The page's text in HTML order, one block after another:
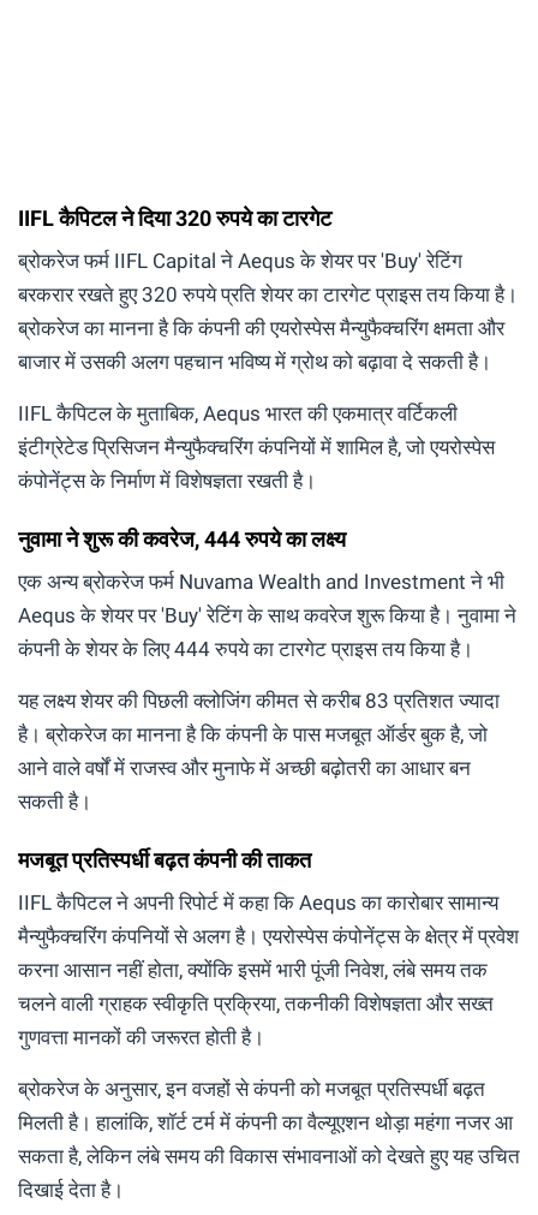
IIFL कैपिटल ने दिया 320 रुपये का टारगेट
ब्रोकरेज फर्म IIFL Capital ने Aequs के शेयर पर 'Buy' रेटिंग
बरकरार रखते हुए 320 रुपये प्रति शेयर का टारगेट प्राइस तय किया है।
ब्रोकरेज का मानना है कि कंपनी की एयरोस्पेस मैन्युफैक्चरिंग क्षमता और
बाजार में उसकी अलग पहचान भविष्य में ग्रोथ को बढ़ावा दे सकती है।
IIFL कैपिटल के मुताबिक, Aequs भारत की एकमात्र वर्टिकली
इंटीग्रेटेड प्रिसिजन मैन्युफैक्चरिंग कंपनियों में शामिल है, जो एयरोस्पेस
कंपोनेंट्स के निर्माण में विशेषज्ञता रखती है।
नुवामा ने शुरू की कवरेज, 444 रुपये का लक्ष्य
एक अन्य ब्रोकरेज फर्म Nuvama Wealth and Investment ने भी
Aequs के शेयर पर 'Buy' रेटिंग के साथ कवरेज शुरू किया है। नुवामा ने
कंपनी के शेयर के लिए 444 रुपये का टारगेट प्राइस तय किया है।
यह लक्ष्य शेयर की पिछली क्लोजिंग कीमत से करीब 83 प्रतिशत ज्यादा
है। ब्रोकरेज का मानना है कि कंपनी के पास मजबूत ऑर्डर बुक है, जो
आने वाले वर्षों में राजस्व और मुनाफे में अच्छी बढ़ोतरी का आधार बन
सकती है।
मजबूत प्रतिस्पर्धी बढ़त कंपनी की ताकत
IIFL कैपिटल ने अपनी रिपोर्ट में कहा कि Aequs का कारोबार सामान्य
मैन्युफैक्चरिंग कंपनियों से अलग है। एयरोस्पेस कंपोनेंट्स के क्षेत्र में प्रवेश
करना आसान नहीं होता, क्योंकि इसमें भारी पूंजी निवेश, लंबे समय तक
चलने वाली ग्राहक स्वीकृति प्रक्रिया, तकनीकी विशेषज्ञता और सख्त
गुणवत्ता मानकों की जरूरत होती है।
ब्रोकरेज के अनुसार, इन वजहों से कंपनी को मजबूत प्रतिस्पर्धी बढ़त
मिलती है। हालांकि, शॉर्ट टर्म में कंपनी का वैल्यूएशन थोड़ा महंगा नजर आ
सकता है, लेकिन लंबे समय की विकास संभावनाओं को देखते हुए यह उचित
दिखाई देता है।